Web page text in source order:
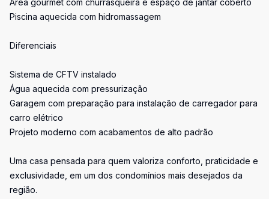
Área gourmet com churrasqueira e espaço de jantar coberto
Piscina aquecida com hidromassagem
Diferenciais
Sistema de CFTV instalado
Água aquecida com pressurização
Garagem com preparação para instalação de carregador para
carro elétrico
Projeto moderno com acabamentos de alto padrão
Uma casa pensada para quem valoriza conforto, praticidade e
exclusividade, em um dos condomínios mais desejados da
região.